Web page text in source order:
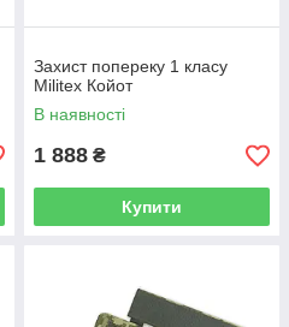
Захист попереку 1 класу
Militex Койот
В наявності
1 888 ₴
Купити